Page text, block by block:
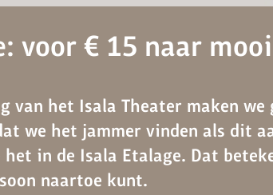
voor € 15 naar
van het Isala Theater maken
we het jammer vinden als dit
in de Isala Etalage. Dat
naartoe kunt.